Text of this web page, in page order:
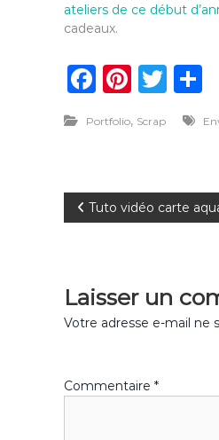
ateliers de ce début
cadeaux.
F
c
b
o
Pi
te
st
T
w
it
r
Portfolio, Scrap
N
v
i
Tuto vidéo carte
Laisser un
Votre adresse e-mail ne
Commentaire *